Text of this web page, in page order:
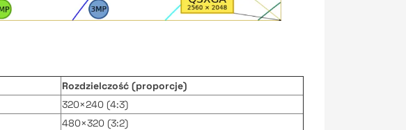
Rozdzielczość (proporcje)
320×240 (4:3)
480×320 (3:2)